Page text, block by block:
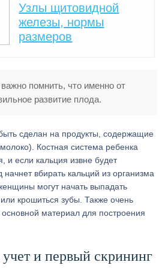
Узлы щитовидной
железы, нормы
размеров
помнить, что именно от
развитие плода.
сделан на продукты, содержащие
Костная система ребенка
и если кальция извне будет
начнет вбирать кальций из организма
могут начать выпадать
крошиться зубы. Также очень
материал для построения
и первый скрининг